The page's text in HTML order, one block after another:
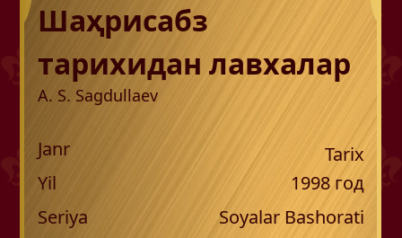
Шаҳрисабз
тарихидан лaвxaлap
A. S. Sagdullaev
Janr
Tarix
Yil
1998год
Seriya
Soyalar Bashorati